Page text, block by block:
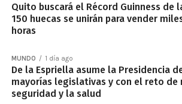
Quito buscará el Récord Guinness de
150 huecas se unirán para vender
horas
MUNDO 1 día ago
De la Espriella asume la Presidencia
mayorías legislativas y con el reto de
seguridad y la salud